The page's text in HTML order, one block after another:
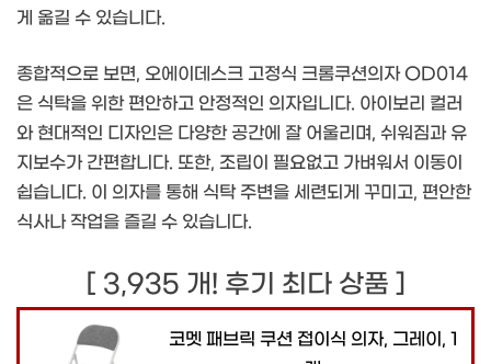
게 옮길 수 있습니다.
종합적으로 보면, 오에이데스크 고정식 크롬쿠션의자 OD014
은 식탁을 위한 편안하고 안정적인 의자입니다. 아이보리 컬러
와 현대적인 디자인은 다양한 공간에 잘 어울리며, 쉬워짐과 유
지보수가 간편합니다. 또한, 조립이 필요없고 가벼워서 이동이
쉽습니다. 이 의자를 통해 식탁 주변을 세련되게 꾸미고, 편안한
식사나 작업을 즐길 수 있습니다.
[ 3,935 개! 후기 최다 상품 ]
코멧 패브릭 쿠션 접이식 의자, 그레이, 1